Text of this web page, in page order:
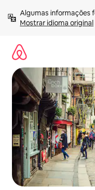
para
Mostrar idioma original